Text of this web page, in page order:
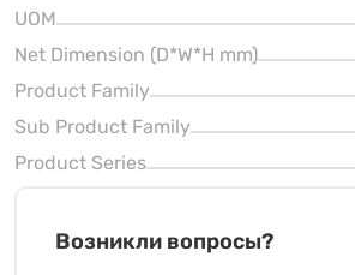
UOM
Net Dimension (D*W*H mm)
Product Family
Sub Product Family
Product Series
Возникли вопросы?